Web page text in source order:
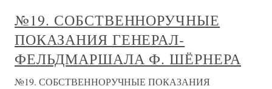
№19. СОБСТВЕННОРУЧНЫЕ
ПОКАЗАНИЯ ГЕНЕРАЛ-
ФЕЛЬДМАРШАЛА Ф. ШЁРНЕРА
№19. СОБСТВЕННОРУЧНЫЕ ПОКАЗАНИЯ